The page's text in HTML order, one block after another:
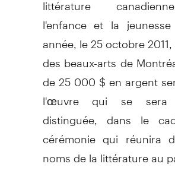
l'enfance et la
année, le 25 octobre
des beaux-arts de
de 25 000 $ en argent
l'œuvre qui se
distinguée, dans le
cérémonie qui réunira
noms de la littérature au